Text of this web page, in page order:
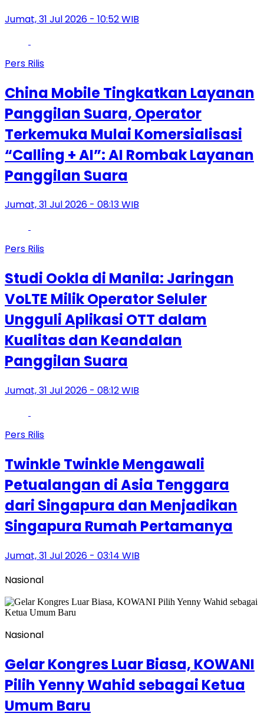
Jumat, 31 Jul 2026 - 10:52 WIB
Pers Rilis
China Mobile Tingkatkan Layanan
Panggilan Suara, Operator
Terkemuka Mulai Komersialisasi
“Calling + AI”: AI Rombak Layanan
Panggilan Suara
Jumat, 31 Jul 2026 - 08:13 WIB
Pers Rilis
Studi Ookla di Manila: Jaringan
VoLTE Milik Operator Seluler
Ungguli Aplikasi OTT dalam
Kualitas dan Keandalan
Panggilan Suara
Jumat, 31 Jul 2026 - 08:12 WIB
Pers Rilis
Twinkle Twinkle Mengawali
Petualangan di Asia Tenggara
dari Singapura dan Menjadikan
Singapura Rumah Pertamanya
Jumat, 31 Jul 2026 - 03:14 WIB
Nasional
Nasional
Gelar Kongres Luar Biasa, KOWANI
Pilih Yenny Wahid sebagai Ketua
Umum Baru